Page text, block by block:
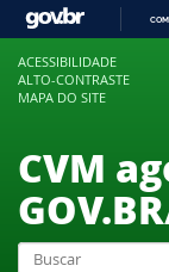
ACESSIBILIDADE
ALTO-CONTRASTE
MAPA DO SITE
CVM